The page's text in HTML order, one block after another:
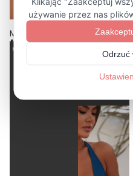
MARE NOCHE - MAJTKI KĄPIELOWE NA DUŻY BRZUCH WYSOKI STAN NIEBIESKI
4.9
71,60 zł
MOCNE PODTRZYMANIE